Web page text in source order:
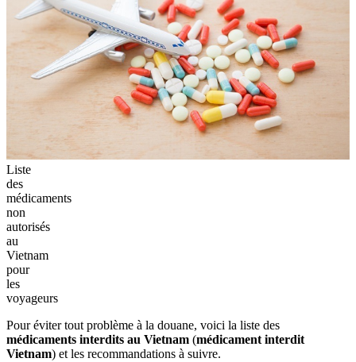
Liste
des
médicaments
non
autorisés
au
Vietnam
pour
les
voyageurs
Pour éviter tout problème à la douane, voici la liste des
médicaments interdits au Vietnam (médicament interdit
Vietnam) et les recommandations à suivre.